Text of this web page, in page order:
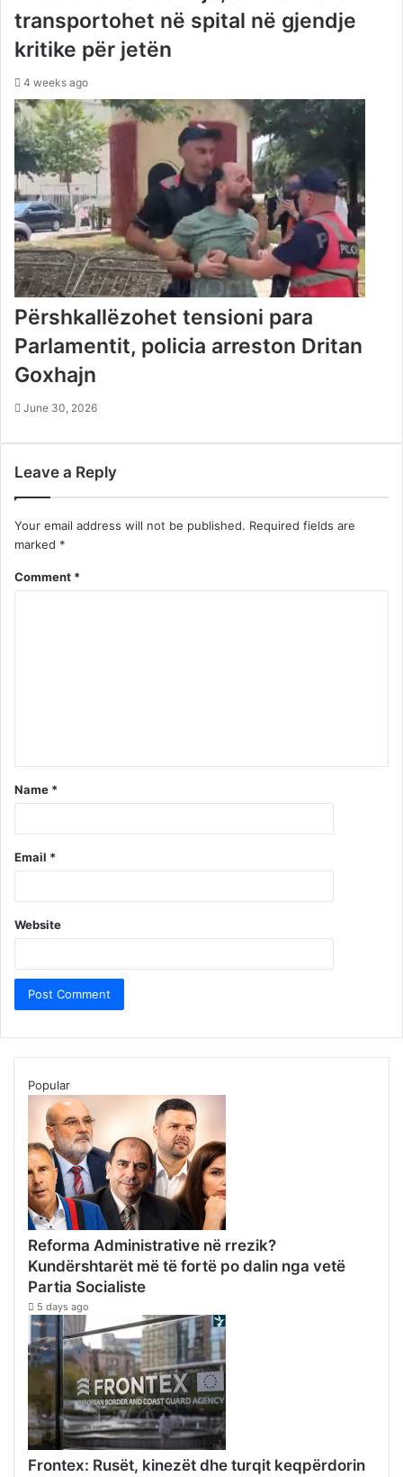
transportohet në spital në gjendje
kritike për jetën
4 weeks ago
Përshkallëzohet tensioni para
Parlamentit, policia arreston Dritan
Goxhajn
June 30, 2026
Leave a Reply
Your email address will not be published. Required fields are
marked *
Comment *
Name *
Email *
Website
Popular
Reforma Administrative në rrezik?
Kundërshtarët më të fortë po dalin nga vetë
Partia Socialiste
5 days ago
Frontex: Rusët, kinezët dhe turqit keqpërdorin